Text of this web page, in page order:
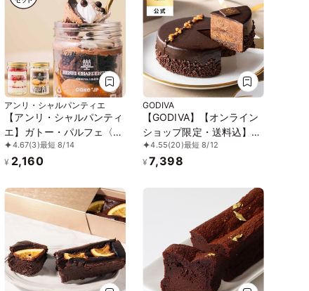
アンリ・シャルパンティエ
【アンリ・シャルパンティ
エ】ガトー・パルフェ〈シ
ョートケーキ×ザッハトル
テ〉
4.67(3)最短 8/14
¥ 2,160
GODIVA
【GODIVA】【オンライン
ショップ限定・送料込】ガ
トー トリュフ ショコラ
4.55(20)最短 8/12
¥ 7,398